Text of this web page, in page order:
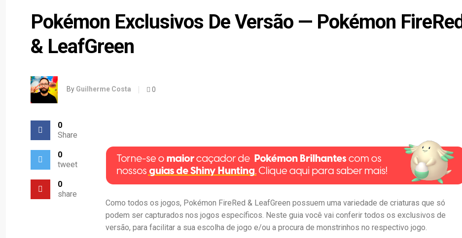
Pokémon Exclusivos De Versão — Pokémon FireRed
& LeafGreen
By Guilherme Costa 0
0
Share
0
tweet
0
share
Como todos os jogos, Pokémon FireRed & LeafGreen possuem uma variedade de criaturas que só
podem ser capturados nos jogos específicos. Neste guia você vai conferir todos os exclusivos de
versão, para facilitar a sua escolha de jogo e/ou a procura de monstrinhos no respectivo jogo.